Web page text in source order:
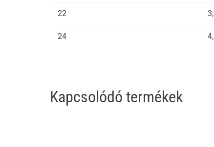
22
24
Kapcsolódó termékek